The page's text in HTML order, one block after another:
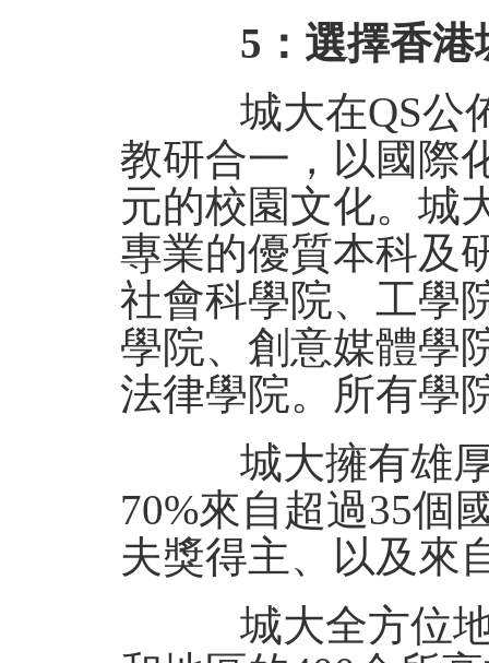
5：選擇香港
城大在QS公佈
教研合一，以國際
元的校園文化。城
專業的優質本科及
社會科學院、工學
學院、創意媒體學
法律學院。所有學
城大擁有雄厚
70%來自超過35個
夫獎得主、以及來
城大全方位地